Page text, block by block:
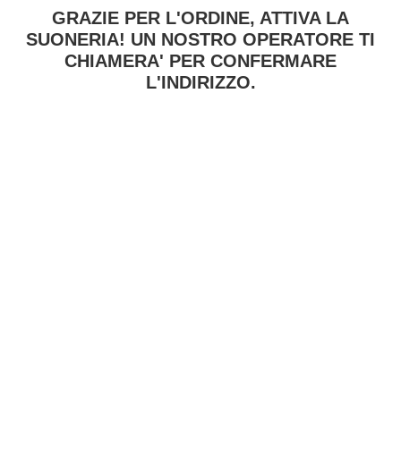
GRAZIE PER L'ORDINE, ATTIVA LA
SUONERIA! UN NOSTRO OPERATORE TI
CHIAMERA' PER CONFERMARE
L'INDIRIZZO.